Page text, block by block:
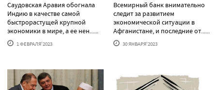
Саудовская Аравия обогнала
Индию в качестве самой
быстрорастущей крупной
экономики в мире, а ее нен......
1 ФЕВРАЛЯ'2023
Всемирный банк внимательно
следит за развитием
экономической ситуации в
Афганистане, и последние от......
30 ЯНВАРЯ'2023